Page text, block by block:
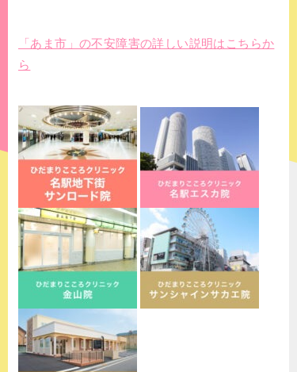
「あま市」の不安障害の詳しい説明はこちらか
ら